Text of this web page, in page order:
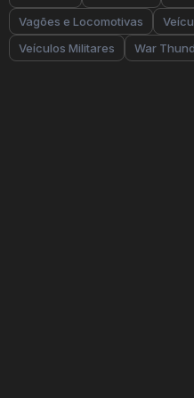
Vagões e Locomotivas
Veículos Militares
War